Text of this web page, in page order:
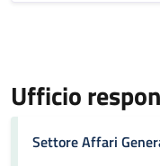
Ufficio
Settore Affari